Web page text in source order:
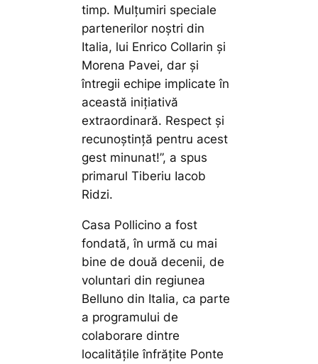
timp. Mulțumiri speciale
partenerilor noștri din
Italia, lui Enrico Collarin și
Morena Pavei, dar și
întregii echipe implicate în
această inițiativă
extraordinară. Respect și
recunoștință pentru acest
gest minunat!”, a spus
primarul Tiberiu Iacob
Ridzi.
Casa Pollicino a fost
fondată, în urmă cu mai
bine de două decenii, de
voluntari din regiunea
Belluno din Italia, ca parte
a programului de
colaborare dintre
localitățile înfrățite Ponte